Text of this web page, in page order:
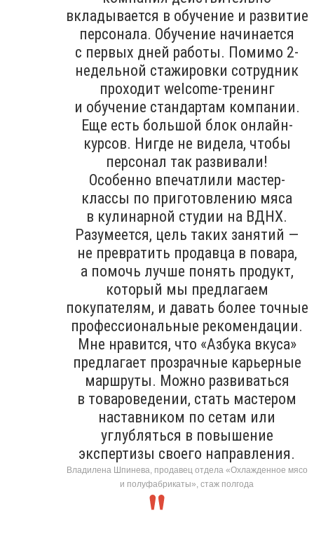
вкладывается в обучение и развитие
персонала. Обучение начинается
с первых дней работы. Помимо 2-
недельной стажировки сотрудник
проходит welcome-тренинг
и обучение стандартам компании.
Еще есть большой блок онлайн-
курсов. Нигде не видела, чтобы
персонал так развивали!
Особенно впечатлили мастер-
классы по приготовлению мяса
в кулинарной студии на ВДНХ.
Разумеется, цель таких занятий —
не превратить продавца в повара,
а помочь лучше понять продукт,
который мы предлагаем
покупателям, и давать более точные
профессиональные рекомендации.
Мне нравится, что «Азбука вкуса»
предлагает прозрачные карьерные
маршруты. Можно развиваться
в товароведении, стать мастером
наставником по сетам или
углубляться в повышение
экспертизы своего направления.
Владилена Шпинева, продавец отдела «Охлажденное мясо
и полуфабрикаты», стаж полгода